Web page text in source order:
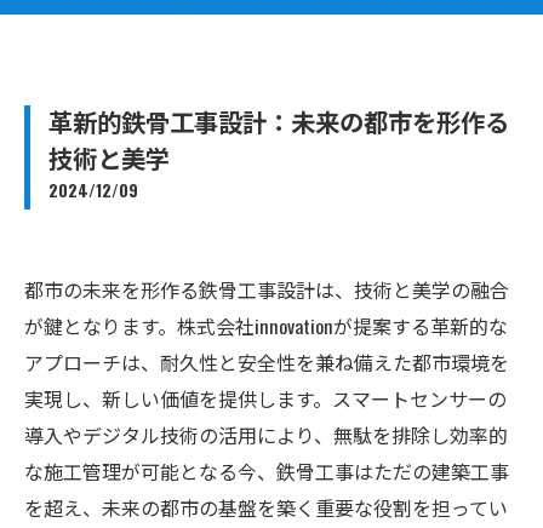
革新的鉄骨工事設計：未来の都市を形作る
技術と美学
2024/12/09
都市の未来を形作る鉄骨工事設計は、技術と美学の融合
が鍵となります。株式会社innovationが提案する革新的な
アプローチは、耐久性と安全性を兼ね備えた都市環境を
実現し、新しい価値を提供します。スマートセンサーの
導入やデジタル技術の活用により、無駄を排除し効率的
な施工管理が可能となる今、鉄骨工事はただの建築工事
を超え、未来の都市の基盤を築く重要な役割を担ってい